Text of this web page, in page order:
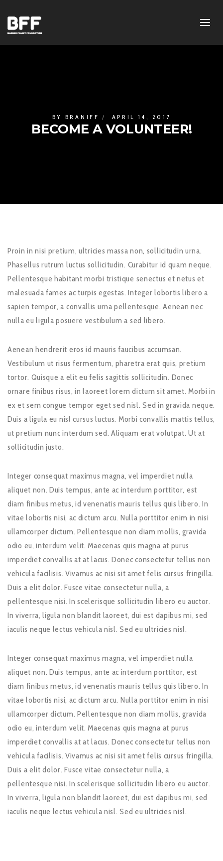
BY BRANIFF APRIL 14, 2017
BECOME A VOLUNTEER!
Proin in nisi pretium, ultricies massa non, sollicitudin urna.
Phasellus rutrum luctus sollicitudin. Curabitur id quam neque.
Pellentesque habitant morbi tristique senectus et netus et
malesuada fames ac turpis egestas. Integer lobortis libero a
sapien tempor, a convallis urna pellentesque. Aenean nec
nulla eu ligula posuere vestibulum a sed libero.
Aenean hendrerit eros id mauris faucibus accumsan.
Vestibulum ut risus fermentum, pharetra erat quis, pretium
tortor. Quisque a elit eu felis sagittis sollicitudin. Donec
ornare finibus risus, in laoreet lorem dictum sit amet. Morbi in
ex et sem congue tempor eget sed nisl. Sed in gravida neque.
Duis a ligula eu nisl cursus luctus. Morbi convallis mattis tellus,
ut pretium nunc interdum sed. Aliquam erat volutpat. Ut at
sollicitudin justo.
Integer consequat maximus magna, vel imperdiet nulla
aliquet non. Duis tempus, ante ac interdum porttitor, est
diam finibus metus, id venenatis mauris tellus quis libero. In
vitae lobortis nisi, ac dictum arcu. Nulla porttitor enim in nisi
ullamcorper dictum. Pellentesque non diam mollis, gravida
odio eu, interdum velit. Maecenas quis magna at purus
imperdiet convallis at at lacus. Donec consectetur tellus non
vehicula facilisis. Vivamus ac nisi sit amet felis cursus fringilla.
Duis a elit dolor. Fusce vitae consectetur nulla, a
pellentesque nisi. In scelerisque sollicitudin libero eu auctor.
In viverra, ligula non blandit laoreet, dui est dapibus mi, sed
iaculis neque lectus vehicula nisl. Sed eu ultricies nisl.
Integer consequat maximus magna, vel imperdiet nulla
aliquet non. Duis tempus, ante ac interdum porttitor, est
diam finibus metus, id venenatis mauris tellus quis libero. In
vitae lobortis nisi, ac dictum arcu. Nulla porttitor enim in nisi
ullamcorper dictum. Pellentesque non diam mollis, gravida
odio eu, interdum velit. Maecenas quis magna at purus
imperdiet convallis at at lacus. Donec consectetur tellus non
vehicula facilisis. Vivamus ac nisi sit amet felis cursus fringilla.
Duis a elit dolor. Fusce vitae consectetur nulla, a
pellentesque nisi. In scelerisque sollicitudin libero eu auctor.
In viverra, ligula non blandit laoreet, dui est dapibus mi, sed
iaculis neque lectus vehicula nisl. Sed eu ultricies nisl.